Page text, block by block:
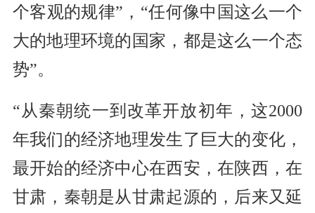
个客观的规律”，“任何像中国这么一个
大的地理环境的国家，都是这么一个态
势”。
“从秦朝统一到改革开放初年，这2000
年我们的经济地理发生了巨大的变化，
最开始的经济中心在西安，在陕西，在
甘肃，秦朝是从甘肃起源的，后来又延